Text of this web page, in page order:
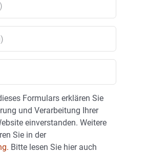
Formulars erklären Sie
und Verarbeitung Ihrer
einverstanden. Weitere
Sie in der
Bitte lesen Sie hier auch